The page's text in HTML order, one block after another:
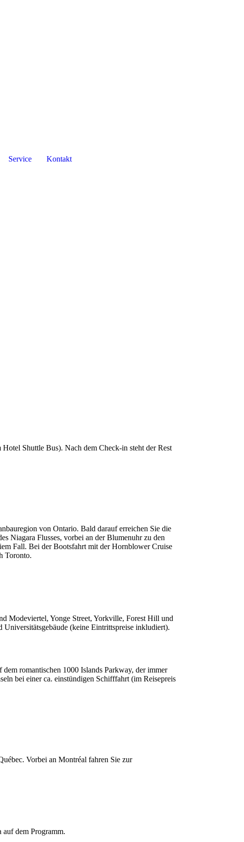
Service Kontakt
Shuttle Bus). Nach dem Check-in steht der Rest
von Ontario. Bald darauf erreichen Sie die
Niagara Flusses, vorbei an der Blumenuhr zu den
Fall. Bei der Bootsfahrt mit der Hornblower Cruise
Toronto.
Modeviertel, Yonge Street, Yorkville, Forest Hill und
(keine Eintrittspreise inkludiert).
romantischen 1000 Islands Parkway, der immer
bei einer ca. einstündigen Schifffahrt (im Reisepreis
Vorbei an Montréal fahren Sie zur
dem Programm.